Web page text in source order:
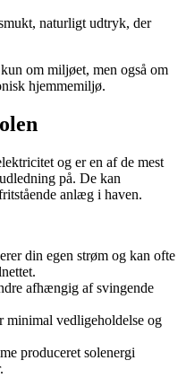
naturligt udtryk, der
om miljøet, men også om
hjemmemiljø.
og er en af de mest
på. De kan
anlæg i haven.
din egen strøm og kan ofte
afhængig af svingende
minimal vedligeholdelse og
produceret solenergi